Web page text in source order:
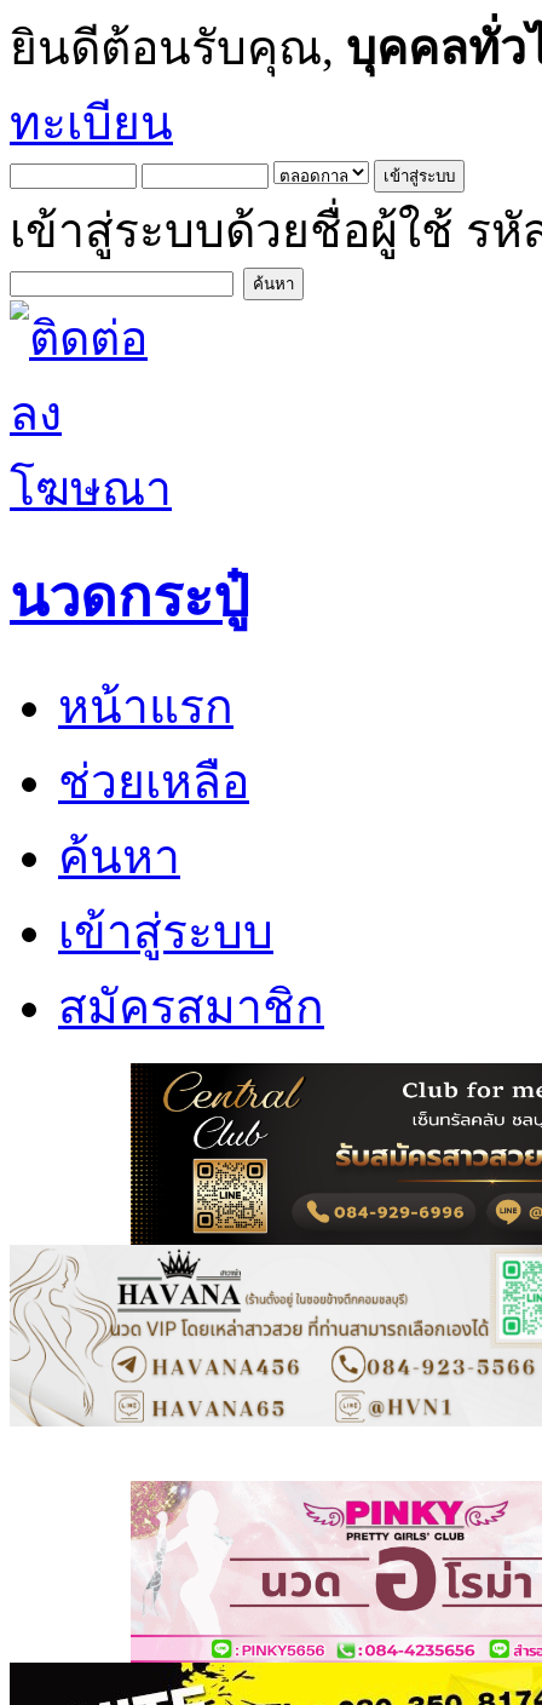
ยินดีต้อนรับคุณ, บุคคลทั่ว
ทะเบียน
เข้าสู่ระบบด้วยชื่อผู้ใช้ รหั
นวดกระปู๋
หน้าแรก
ช่วยเหลือ
ค้นหา
เข้าสู่ระบบ
สมัครสมาชิก